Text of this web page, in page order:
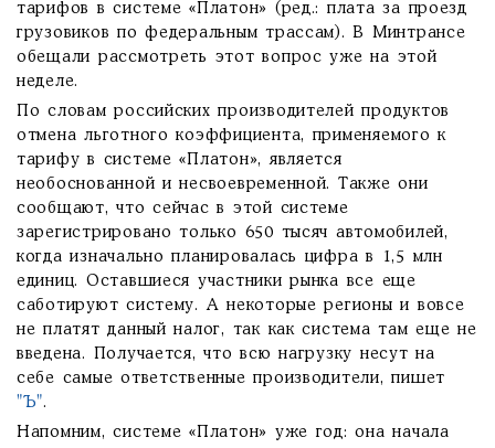
тарифов в системе «Платон» (ред.: плата за проезд
грузовиков по федеральным трассам). В Минтрансе
обещали рассмотреть этот вопрос уже на этой
неделе.
По словам российских производителей продуктов
отмена льготного коэффициента, применяемого к
тарифу в системе «Платон», является
необоснованной и несвоевременной. Также они
сообщают, что сейчас в этой системе
зарегистрировано только 650 тысяч автомобилей,
когда изначально планировалась цифра в 1,5 млн
единиц. Оставшиеся участники рынка все еще
саботируют систему. А некоторые регионы и вовсе
не платят данный налог, так как система там еще не
введена. Получается, что всю нагрузку несут на
себе самые ответственные производители, пишет
"Ъ".
Напомним, системе «Платон» уже год: она начала